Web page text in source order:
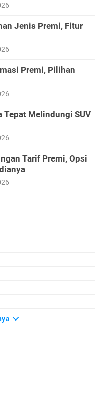
Jenis Premi, Fitur
Premi, Pilihan
Tepat Melindungi SUV
Tarif Premi, Opsi